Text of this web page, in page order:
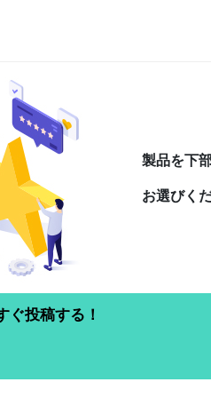
製品を下
お選びく
投稿する！